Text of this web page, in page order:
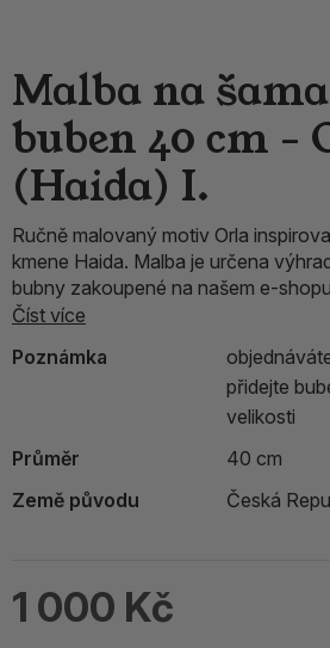
Malba na
buben 40 cm -
(Haida) I.
Ručně malovaný motiv Orla
kmene Haida. Malba je určena
bubny zakoupené na našem e-
Číst více
Poznámka
přidejte
velikosti
Průměr
40 cm
Země původu
Česká
1 000 Kč